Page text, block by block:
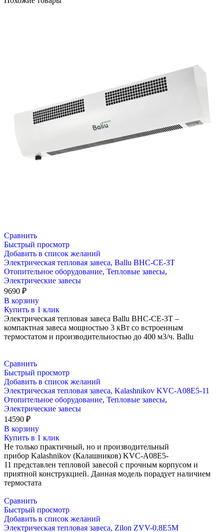
Сравнить
Быстрый просмотр
Добавить в список желаний
Электрическая тепловая завеса, Ballu BHC-CE-3T
Отопительное оборудование, Тепловые завесы,
Электрические завесы
9690 ₽
В корзину
Купить в 1 клик
Электрическая тепловая завеса Ballu BHC-CE-3T –
компактная завеса мощностью 3 кВт со встроенным
термостатом и производительностью до 400 м3/ч. Ballu
Сравнить
Быстрый просмотр
Добавить в список желаний
Электрическая тепловая завеса, Kalashnikov KVC-A08E5-11
Отопительное оборудование, Тепловые завесы,
Электрические завесы
14590 ₽
В корзину
Купить в 1 клик
Не только практичный, но и производительный
прибор Kalashnikov (Калашников) KVC-A08E5-
11 представлен тепловой завесой с прочным корпусом и
приятной конструкцией. Данная модель порадует наличием
термостата
Сравнить
Быстрый просмотр
Добавить в список желаний
Электрическая тепловая завеса, Zilon ZVV-0.8E5M